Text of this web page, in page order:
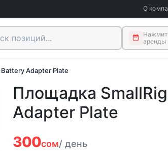
О
аренды
Adapter Plate
Площадка
Adapter Plate
300сом/ день